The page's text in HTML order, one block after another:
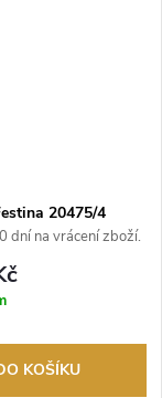
20475/4
dní na vrácení zboží.
prodejce.
KOŠÍKU